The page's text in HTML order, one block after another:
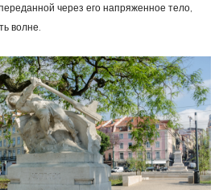
через его напряженное тело,
волне.